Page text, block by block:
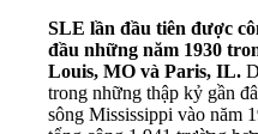
SLE lần đầu tiên được
đầu những năm 1930
Louis, MO và Paris, IL.
trong những thập kỷ gần
sông Mississippi vào năm